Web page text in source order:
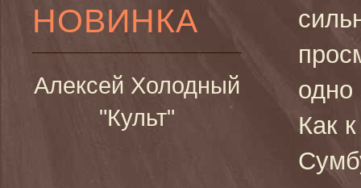
НОВИНКА
Алексей Холодный
"Культ"
одно
Как